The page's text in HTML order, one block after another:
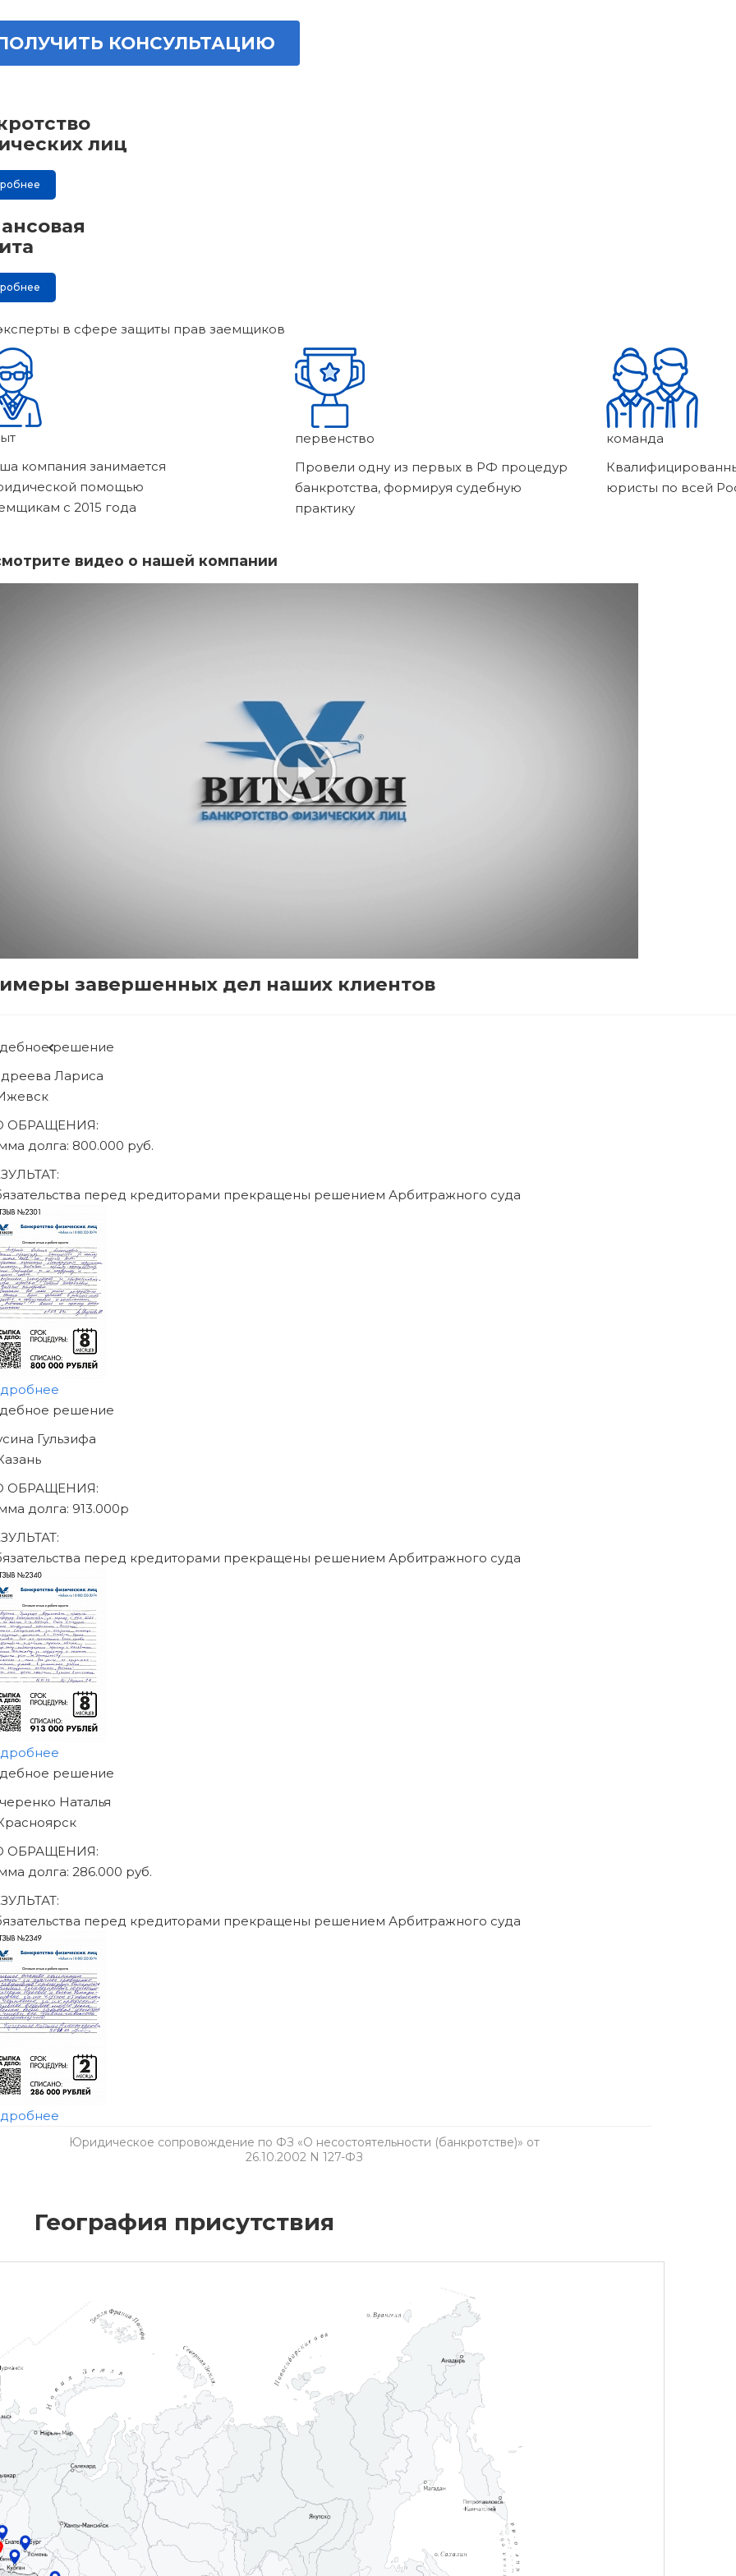
КОНСУЛЬТАЦИЮ
лиц
в сфере защиты прав заемщиков
компания занимается
помощью
с 2015 года
первенство
Провели одну из первых в РФ процедур
банкротства, формируя судебную
практику
команда
юристы по всей
видео о нашей компании
завершенных дел наших клиентов
решение
Людмила
ОБРАЩЕНИЯ:
долга: 470.000 руб.
перед кредиторами прекращены решением Арбитражного суда
ИЗБАВЛЯТЬСЯ
ДОЛГОВ
СЕГОДНЯ!
на консультацию
Юридическое сопровождение по ФЗ «О несостоятельности (банкротстве)» от
26.10.2002 N 127-ФЗ
География присутствия